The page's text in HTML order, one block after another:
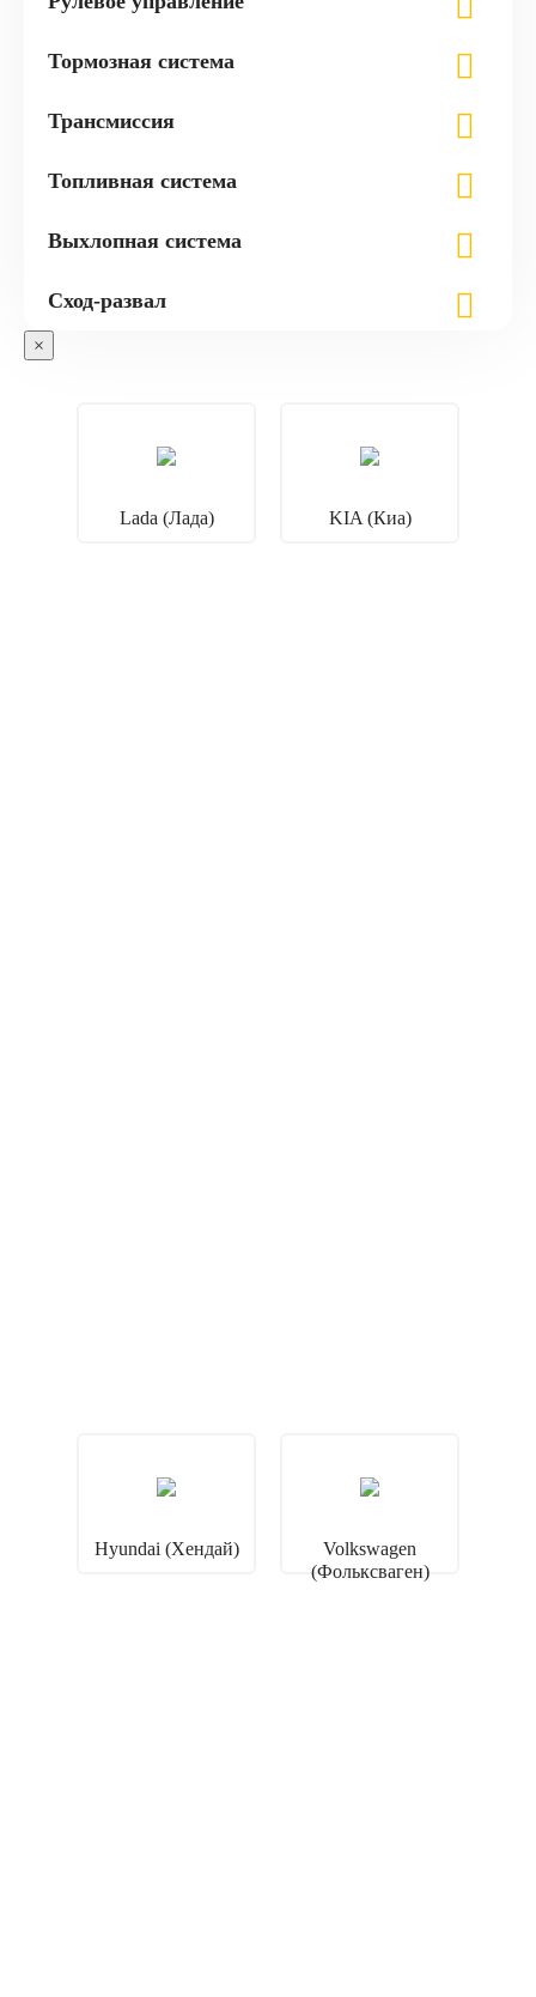
Тормозная система
Трансмиссия
Топливная система
Выхлопная система
Сход-развал
×
Lada (Лада) KIA (Киа)
Hyundai (Хендай)
Volkswagen
(Фольксваген)